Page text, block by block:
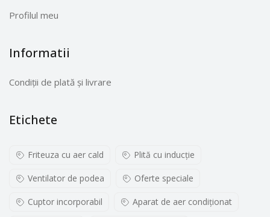
Profilul meu
Informatii
Condiții de plată și livrare
Etichete
Friteuza cu aer cald Plită cu inducţie
Ventilator de podea Oferte speciale
Cuptor incorporabil Aparat de aer condiționat